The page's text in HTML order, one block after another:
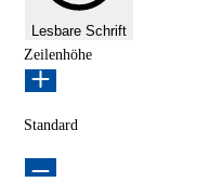
Lesbare Schrift
Zeilenhöhe
Standard